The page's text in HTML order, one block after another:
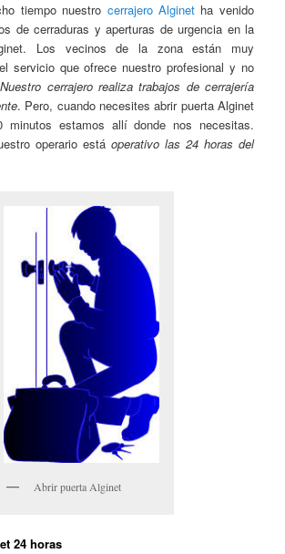
tiempo nuestro cerrajero Alginet ha venido
de cerraduras y aperturas de urgencia en la
Los vecinos de la zona están muy
servicio que ofrece nuestro profesional y no
Nuestro cerrajero realiza trabajos de cerrajería
. Pero, cuando necesites abrir puerta Alginet
minutos estamos allí donde nos necesitas.
operario está operativo las 24 horas del
Abrir puerta Alginet
24 horas